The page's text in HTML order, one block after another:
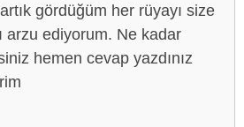
gördüğüm her rüyayı size
arzu ediyorum. Ne kadar
hemen cevap yazdınız